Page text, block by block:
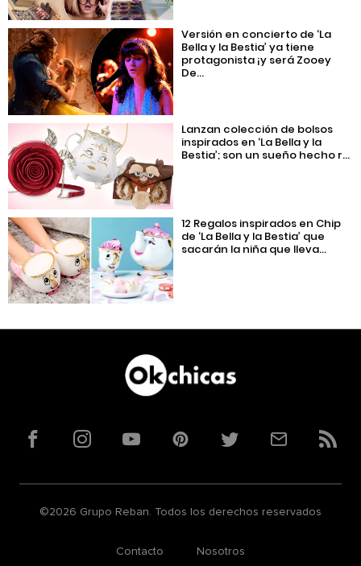
Versión en concierto de ‘La
Bella y la Bestia’ ya tiene
protagonista ¡y será Zooey
De...
Lanzan colección de bolsos
inspirados en ‘La Bella y la
Bestia’; son un sueño hecho r...
12 Regalos inspirados en Chip
de ‘La Bella y la Bestia’ que
sacarán la niña que lleva...
FacebookInstagramYouTubePinterestTwitterCorreoRSS
©2026 Grupo Reban. Todos los derechos reservados
Contacto Nosotros